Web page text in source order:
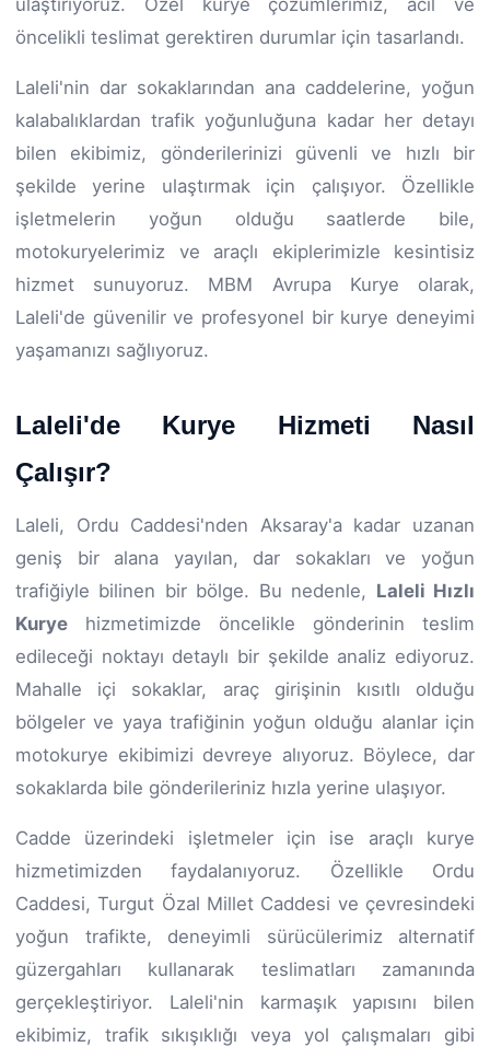
öncelikli teslimat gerektiren durumlar için tasarlandı.
Laleli'nin dar sokaklarından ana caddelerine, yoğun
kalabalıklardan trafik yoğunluğuna kadar her detayı
bilen ekibimiz, gönderilerinizi güvenli ve hızlı bir
şekilde yerine ulaştırmak için çalışıyor. Özellikle
işletmelerin yoğun olduğu saatlerde bile,
motokuryelerimiz ve araçlı ekiplerimizle kesintisiz
hizmet sunuyoruz. MBM Avrupa Kurye olarak,
Laleli'de güvenilir ve profesyonel bir kurye deneyimi
yaşamanızı sağlıyoruz.
Laleli'de Kurye Hizmeti Nasıl
Çalışır?
Laleli, Ordu Caddesi'nden Aksaray'a kadar uzanan
geniş bir alana yayılan, dar sokakları ve yoğun
trafiğiyle bilinen bir bölge. Bu nedenle, Laleli Hızlı
Kurye hizmetimizde öncelikle gönderinin teslim
edileceği noktayı detaylı bir şekilde analiz ediyoruz.
Mahalle içi sokaklar, araç girişinin kısıtlı olduğu
bölgeler ve yaya trafiğinin yoğun olduğu alanlar için
motokurye ekibimizi devreye alıyoruz. Böylece, dar
sokaklarda bile gönderileriniz hızla yerine ulaşıyor.
Cadde üzerindeki işletmeler için ise araçlı kurye
hizmetimizden faydalanıyoruz. Özellikle Ordu
Caddesi, Turgut Özal Millet Caddesi ve çevresindeki
yoğun trafikte, deneyimli sürücülerimiz alternatif
güzergahları kullanarak teslimatları zamanında
gerçekleştiriyor. Laleli'nin karmaşık yapısını bilen
ekibimiz, trafik sıkışıklığı veya yol çalışmaları gibi